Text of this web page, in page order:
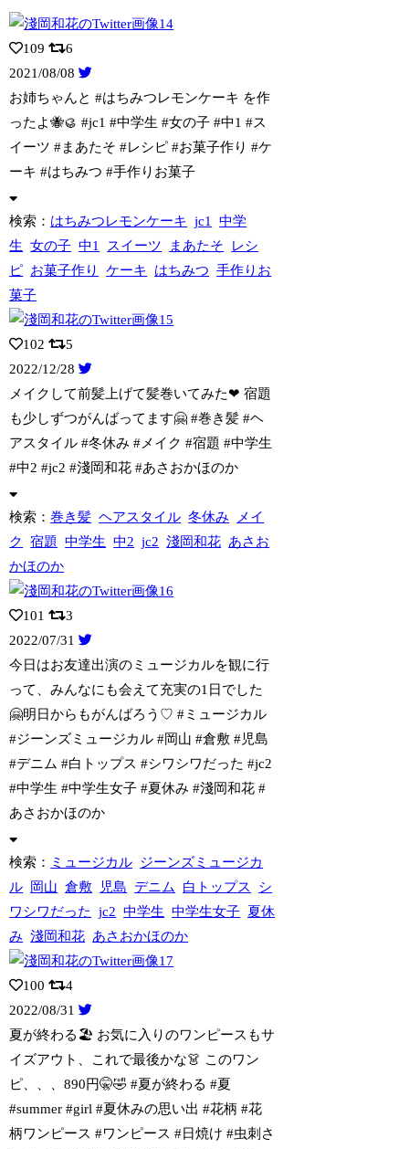
109
6
2021/08/08
お姉ちゃんと #はちみつレモンケーキ を作
ったよ🐝🥮 #jc1 #中学生 #女の子 #中1 #ス
イーツ #まあたそ #レシピ #お菓子作り #ケ
ーキ #はちみつ #手作りお菓子
検索： はちみつレモンケーキ jc1
中学
生 女の子 中1 スイーツ まあたそ
レシ
ピ お菓子作り ケーキ はちみつ 手作りお
菓子
102
5
2022/12/28
メイクして前髪上げて髪巻いてみた❤ 宿題
も少しずつがんばってます🤗 #巻き髪 #ヘ
アスタイル #冬休み #メイク #宿題 #中学生
#中2 #jc2 #淺岡和花 #あさおかほのか
検索：巻き髪 ヘアスタイル 冬休み
メイ
ク
宿題 中学生 中2 jc2 淺岡和花 あさお
かほのか
101
3
2022/07/31
今日はお友達出演のミュージカルを観に行
って、みんなにも会えて充実の1日でした
🤗明 日からもがんばろう♡ #ミュージカル
#ジーンズミュージカル #岡山 #倉敷 #児島
#デニム #白トップス #シワシワだった #jc2
#中学生 #中学生女子 #夏休み #淺岡和花 #
あさおかほのか
検索： ミュージカル ジーンズミュージカ
ル
岡山 倉敷 児島 デニム 白トップス
シ
ワシワだった
jc2 中学生 中学生女子 夏休
み 淺岡和花 あさおかほのか
100
4
2022/08/31
夏が終わる🏖 お気に入りのワンピースもサ
イズアウト、これで最後かな👗 このワン
ピ、、、890円🤫🤣 #夏が終わる #夏
#summer #girl #夏休みの思い出 #花柄 #花
柄ワンピース #ワンピース #日焼け #虫刺さ